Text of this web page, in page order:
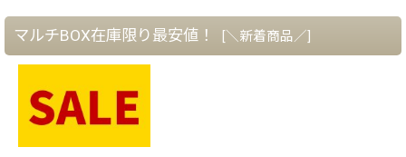
マルチBOX在庫限り最安値！ [＼新着商品／]